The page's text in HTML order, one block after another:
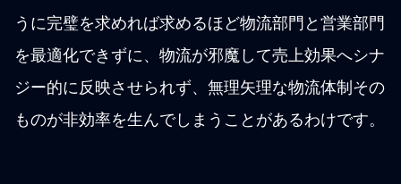
うに完璧を求めれば求めるほど物流部門と営業部門
を最適化できずに、物流が邪魔して売上効果へシナ
ジー的に反映させられず、無理矢理な物流体制その
ものが非効率を生んでしまうことがあるわけです。